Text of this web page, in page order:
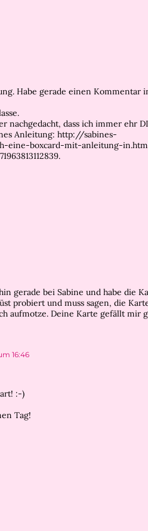
Habe gerade einen Kommentar
nachgedacht, dass ich immer ehr
Anleitung: http://sabines-
eine-boxcard-mit-anleitung-
gerade bei Sabine und habe die
probiert und muss sagen, die
aufmotze. Deine Karte gefällt mir
16:46
:-)
Tag!